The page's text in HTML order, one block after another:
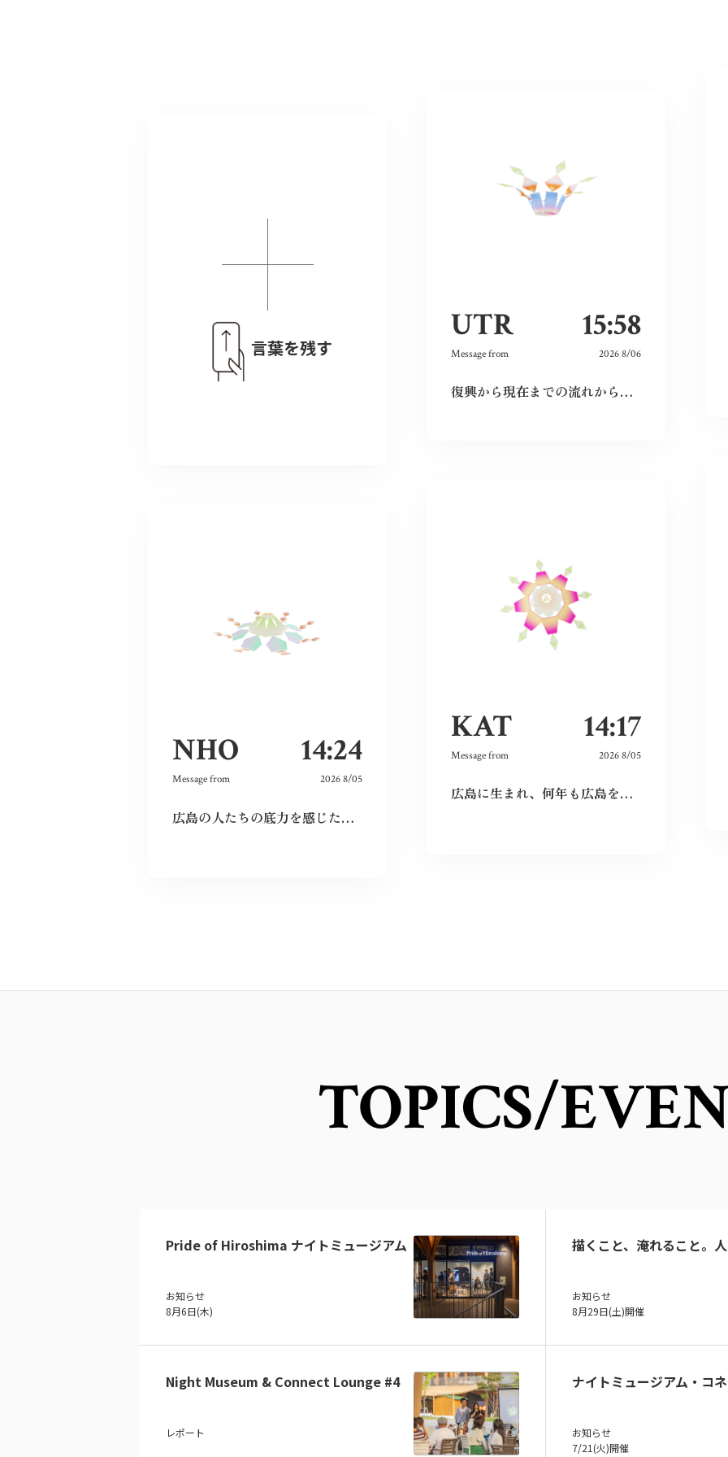
言葉を残す
UTR 15:58
Message from 2026 8/06
復興から現在までの流れから、広島という場所の力強さを感じた。
NHO 14:24
Message from 2026 8/05
広島の人たちの底力を感じた。今私たちはそれを受け継ぐことができているのだろうか。平和とは何か、問い続けたい。
KAT 14:17
Message from 2026 8/05
広島に生まれ、何年も広島を離れて過ごしたけれど、なぜか、常に広島に対する想いは持ち続けていた。
TOPICS/
Pride of Hiroshima ナイトミュージアム
お知らせ
8月6日(木)
描くこと、淹れること。
お知らせ
8月29日(土)開催
Night Museum & Connect Lounge #4
レポート
ナイトミュージアム・コ
お知らせ
7/21(火)開催